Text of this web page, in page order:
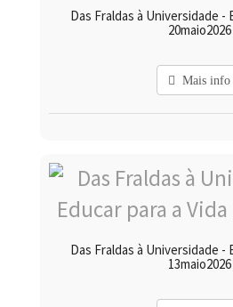
Das Fraldas à Universidade -
20maio2026
Mais info
Das Fraldas à Universidade -
13maio2026